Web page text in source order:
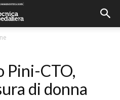
Pini-CTO,
di donna